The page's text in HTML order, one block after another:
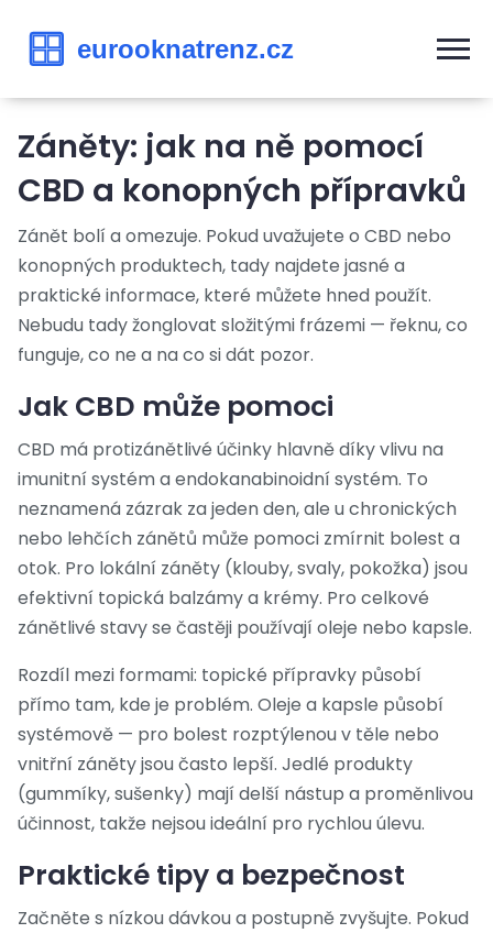
Záněty: jak na ně pomocí
CBD a konopných přípravků
Zánět bolí a omezuje. Pokud uvažujete o CBD nebo
konopných produktech, tady najdete jasné a
praktické informace, které můžete hned použít.
Nebudu tady žonglovat složitými frázemi — řeknu, co
funguje, co ne a na co si dát pozor.
Jak CBD může pomoci
CBD má protizánětlivé účinky hlavně díky vlivu na
imunitní systém a endokanabinoidní systém. To
neznamená zázrak za jeden den, ale u chronických
nebo lehčích zánětů může pomoci zmírnit bolest a
otok. Pro lokální záněty (klouby, svaly, pokožka) jsou
efektivní topická balzámy a krémy. Pro celkové
zánětlivé stavy se častěji používají oleje nebo kapsle.
Rozdíl mezi formami: topické přípravky působí
přímo tam, kde je problém. Oleje a kapsle působí
systémově — pro bolest rozptýlenou v těle nebo
vnitřní záněty jsou často lepší. Jedlé produkty
(gummíky, sušenky) mají delší nástup a proměnlivou
účinnost, takže nejsou ideální pro rychlou úlevu.
Praktické tipy a bezpečnost
Začněte s nízkou dávkou a postupně zvyšujte. Pokud